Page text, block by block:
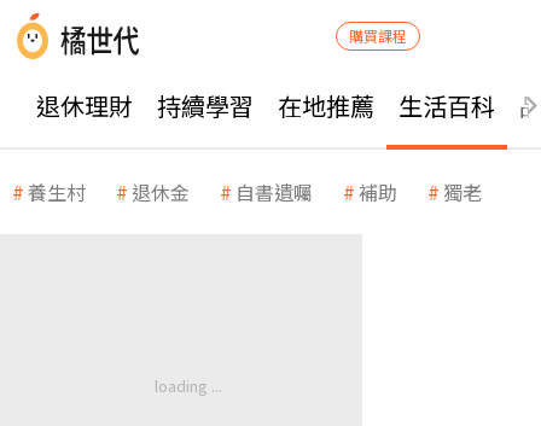
購買課程
退休理財 持續學習 在地推薦 生活百科
養生村 退休金 自書遺囑 補助 獨老